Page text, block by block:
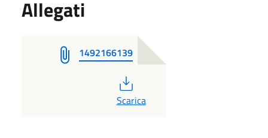
Allegati
1492166139
PDF
Scarica